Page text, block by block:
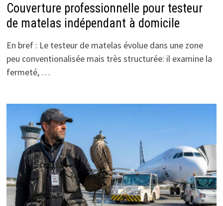
Couverture professionnelle pour testeur
de matelas indépendant à domicile
En bref : Le testeur de matelas évolue dans une zone
peu conventionalisée mais très structurée: il examine la
fermeté, …